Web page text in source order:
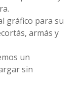
gráfico para su
armás y
un
sin